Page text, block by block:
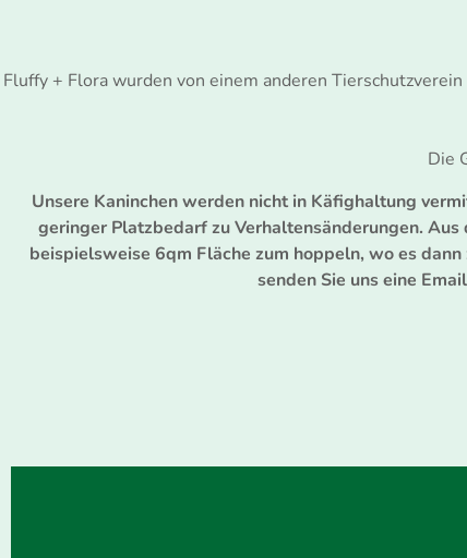
Fluffy + Flora wurden von einem anderen
Die
Unsere Kaninchen werden nicht in Käfighaltung
geringer Platzbedarf zu Verhaltensänderungen.
beispielsweise 6qm Fläche zum hoppeln, wo es
senden Sie uns eine